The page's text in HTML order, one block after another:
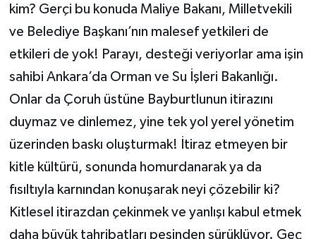
kim? Gerçi bu konuda Maliye Bakanı, Milletvekili
ve Belediye Başkanı’nın malesef yetkileri de
etkileri de yok! Parayı, desteği veriyorlar ama işin
sahibi Ankara’da Orman ve Su İşleri Bakanlığı.
Onlar da Çoruh üstüne Bayburtlunun itirazını
duymaz ve dinlemez, yine tek yol yerel yönetim
üzerinden baskı oluşturmak! İtiraz etmeyen bir
kitle kültürü, sonunda homurdanarak ya da
fısıltıyla karnından konuşarak neyi çözebilir ki?
Kitlesel itirazdan çekinmek ve yanlışı kabul etmek
daha büyük tahribatları peşinden sürüklüyor. Geç